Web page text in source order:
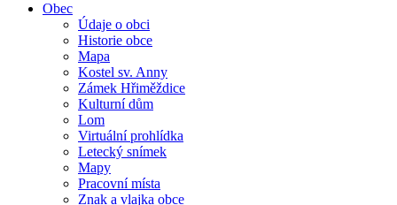
Obec
Údaje o obci
Historie obce
Mapa
Kostel sv. Anny
Zámek Hřiměždice
Kulturní dům
Lom
Virtuální prohlídka
Letecký snímek
Mapy
Pracovní místa
Znak a vlajka obce